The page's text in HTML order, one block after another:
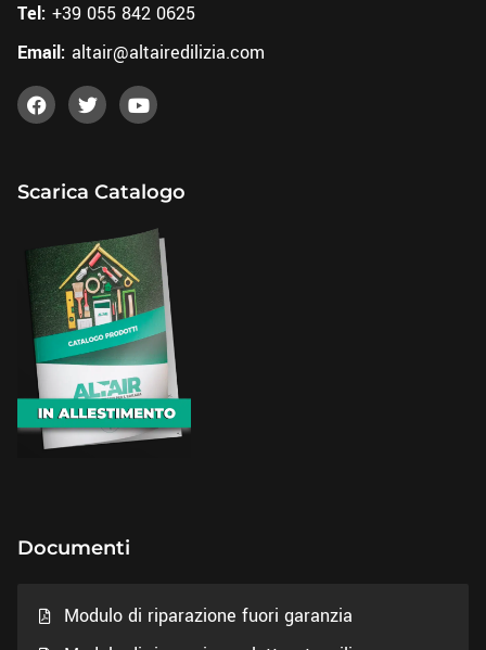
Tel: +39 055 842 0625
Email: altair@altairedilizia.com
Scarica Catalogo
Documenti
Modulo di riparazione fuori garanzia